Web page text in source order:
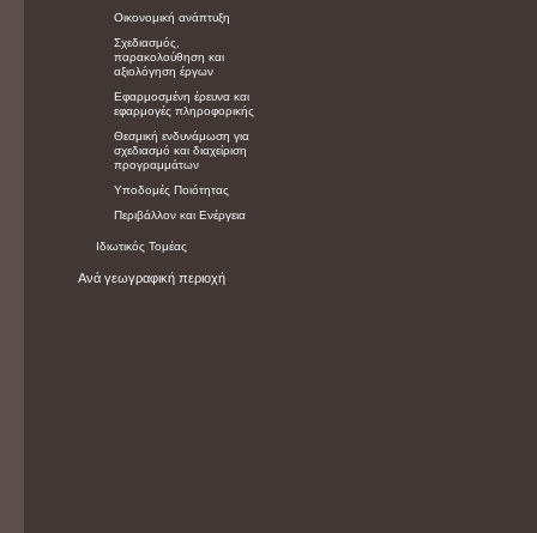
Οικονομική ανάπτυξη
Σχεδιασμός,
παρακολούθηση και
αξιολόγηση έργων
Εφαρμοσμένη έρευνα και
εφαρμογές πληροφορικής
Θεσμική ενδυνάμωση για
σχεδιασμό και διαχείριση
προγραμμάτων
Υποδομές Ποιότητας
Περιβάλλον και Ενέργεια
Ιδιωτικός Τομέας
Ανά γεωγραφική περιοχή